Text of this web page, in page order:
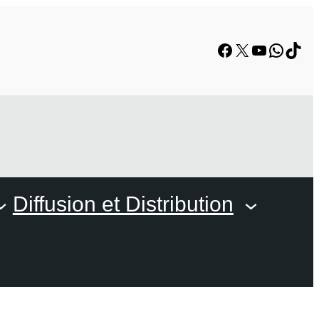
Facebook
X YouTube
Diffusion et Distribution